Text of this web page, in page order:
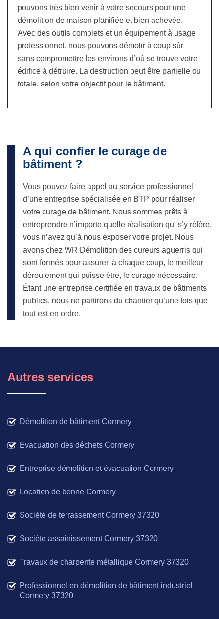
pouvons très bien venir à votre secours pour une
démolition de maison planifiée et bien achevée.
Avec des outils complets et un équipement à usage
professionnel, nous pouvons démolir à coup sûr
sans compromettre les environs d’où se trouve votre
édifice à détruire. La destruction peut être partielle ou
totale, selon votre objectif pour le bâtiment.
A qui confier le curage de
bâtiment ?
Vous pouvez faire appel au service professionnel
d’une entreprise spécialisée en BTP pour réaliser
votre curage de bâtiment. Nous sommes prêts à
entreprendre n’importe quelle réalisation qui s’y réfère,
vous n’avez qu’à nous exposer votre projet. Nous
avons chez WR Démolition des cureurs aguerris qui
sont formés pour assurer, à chaque coup, le meilleur
déroulement qui puisse être, le curage nécessaire.
Étant une entreprise certifiée en travaux de bâtiments
publics, nous ne partirons du chantier qu’une fois que
tout est en ordre.
Autres services
Démolition de bâtiment Cormery
Evacuation des déchets Cormery
Entreprise démolition et évacuation Cormery
Location de benne Cormery
Société de terrassement Cormery 37320
Société assainissement Cormery 37320
Travaux de charpente métallique Cormery 37320
Professionnel en démolition de bâtiment industriel
Cormery 37320